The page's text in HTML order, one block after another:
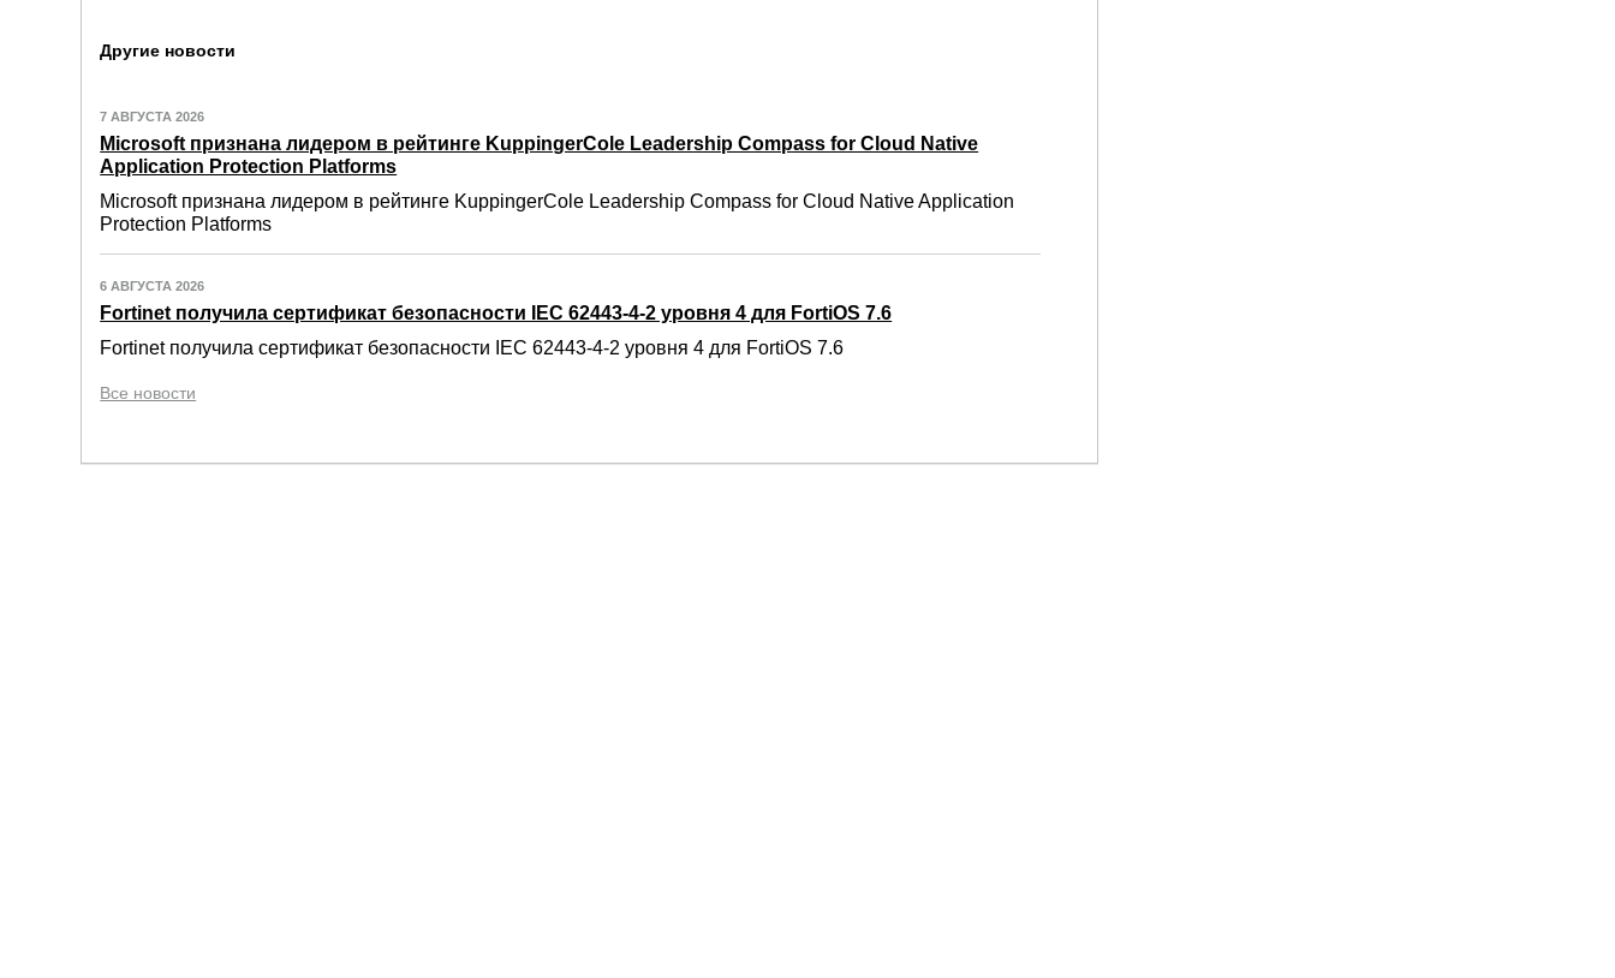
Другие новости
7 АВГУСТА 2026
Microsoft признана лидером в рейтинге KuppingerCole Leadership Compass for Cloud Native
Application Protection Platforms
Microsoft признана лидером в рейтинге KuppingerCole Leadership Compass for Cloud Native Application
Protection Platforms
6 АВГУСТА 2026
Fortinet получила сертификат безопасности IEC 62443-4-2 уровня 4 для FortiOS 7.6
Fortinet получила сертификат безопасности IEC 62443-4-2 уровня 4 для FortiOS 7.6
Все новости